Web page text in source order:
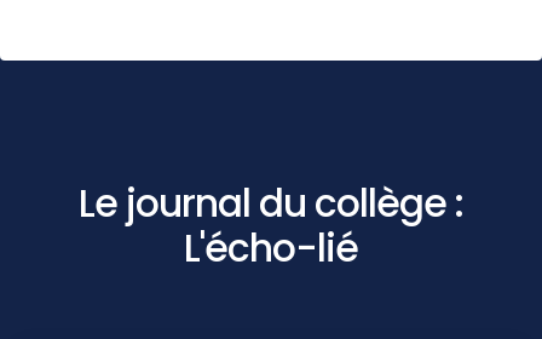
Le journal du collège :
L'écho-lié